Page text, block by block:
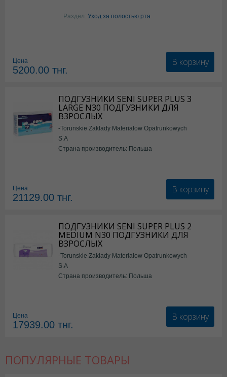
Раздел: Уход за полостью рта
Цена
5200.00 тнг.
В корзину
ПОДГУЗНИКИ SENI SUPER PLUS 3
LARGE N30 ПОДГУЗНИКИ ДЛЯ
ВЗРОСЛЫХ
-Torunskie Zaklady Materialow Opatrunkowych
S.A
Страна производитель: Польша
Цена
21129.00 тнг.
В корзину
ПОДГУЗНИКИ SENI SUPER PLUS 2
MEDIUM N30 ПОДГУЗНИКИ ДЛЯ
ВЗРОСЛЫХ
-Torunskie Zaklady Materialow Opatrunkowych
S.A
Страна производитель: Польша
Цена
17939.00 тнг.
В корзину
ПОПУЛЯРНЫЕ ТОВАРЫ